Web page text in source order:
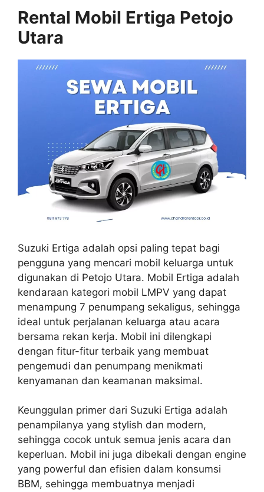
Rental Mobil Ertiga Petojo
Utara
Suzuki Ertiga adalah opsi paling tepat bagi
pengguna yang mencari mobil keluarga untuk
digunakan di Petojo Utara. Mobil Ertiga adalah
kendaraan kategori mobil LMPV yang dapat
menampung 7 penumpang sekaligus, sehingga
ideal untuk perjalanan keluarga atau acara
bersama rekan kerja. Mobil ini dilengkapi
dengan fitur-fitur terbaik yang membuat
pengemudi dan penumpang menikmati
kenyamanan dan keamanan maksimal.
Keunggulan primer dari Suzuki Ertiga adalah
penampilanya yang stylish dan modern,
sehingga cocok untuk semua jenis acara dan
keperluan. Mobil ini juga dibekali dengan engine
yang powerful dan efisien dalam konsumsi
BBM, sehingga membuatnya menjadi